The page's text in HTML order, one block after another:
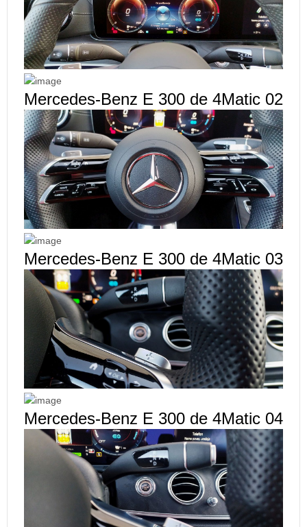
Mercedes-Benz E 300 de 4Matic 02
Mercedes-Benz E 300 de 4Matic 03
Mercedes-Benz E 300 de 4Matic 04